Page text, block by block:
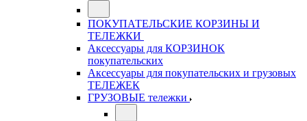
ПОКУПАТЕЛЬСКИЕ КОРЗИНЫ И
ТЕЛЕЖКИ
Аксессуары для КОРЗИНОК
покупательских
Аксессуары для покупательских и грузовых
ТЕЛЕЖЕК
ГРУЗОВЫЕ тележки